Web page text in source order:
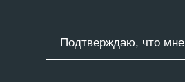
Подтверждаю, что мне